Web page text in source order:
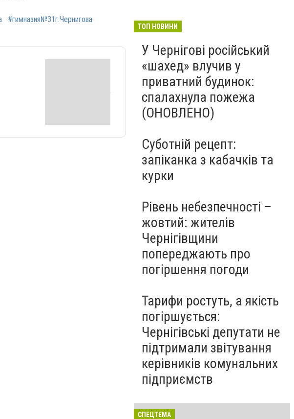
#гимназия№31г.Чернигова
ТОП НОВИНИ
У Чернігові російський
«шахед» влучив у
приватний будинок:
спалахнула пожежа
(ОНОВЛЕНО)
Суботній рецепт:
запіканка з кабачків та
курки
Рівень небезпечності –
жовтий: жителів
Чернігівщини
попереджають про
погіршення погоди
Тарифи ростуть, а якість
погіршується:
Чернігівські депутати не
підтримали звітування
керівників комунальних
підприємств
СПЕЦТЕМА